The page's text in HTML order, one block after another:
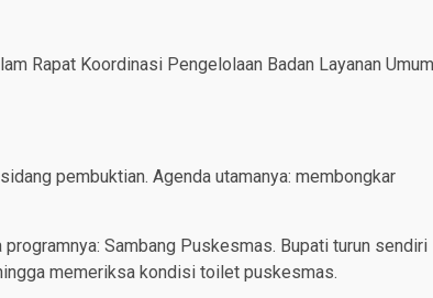
Rapat Koordinasi Pengelolaan Badan Layanan Umum
pembuktian. Agenda utamanya: membongkar
Sambang Puskesmas. Bupati turun sendiri
memeriksa kondisi toilet puskesmas.